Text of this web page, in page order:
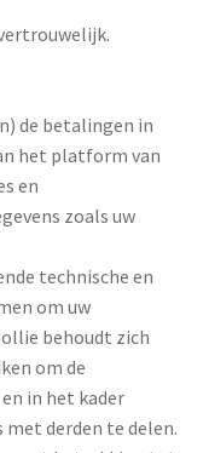
de betalingen in
het platform van
en
zoals uw
technische en
om uw
behoudt zich
om de
in het kader
met derden te delen.